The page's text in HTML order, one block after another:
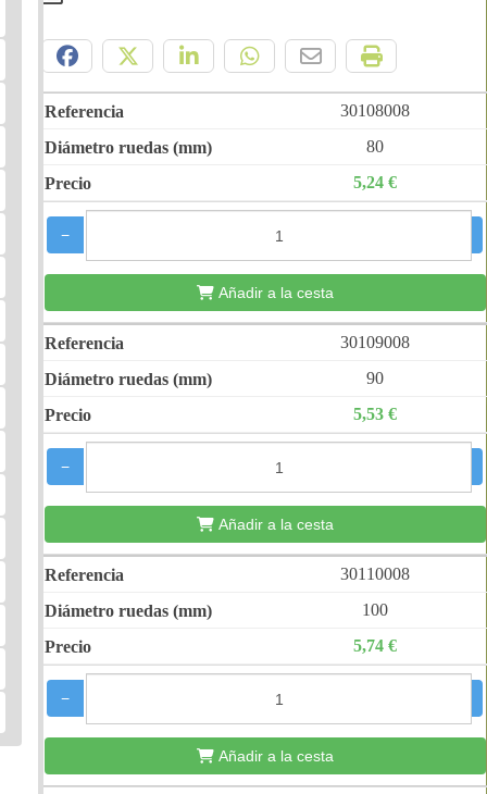
30108008
80
5,24 €
−
Añadir a la cesta
30109008
90
5,53 €
−
Añadir a la cesta
30110008
100
5,74 €
−
Añadir a la cesta